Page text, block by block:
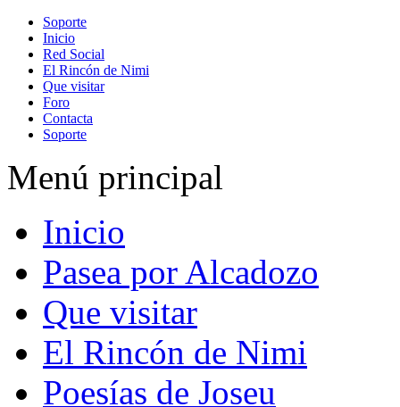
Soporte
Inicio
Red Social
El Rincón de Nimi
Que visitar
Foro
Contacta
Soporte
Menú principal
Inicio
Pasea por Alcadozo
Que visitar
El Rincón de Nimi
Poesías de Joseu